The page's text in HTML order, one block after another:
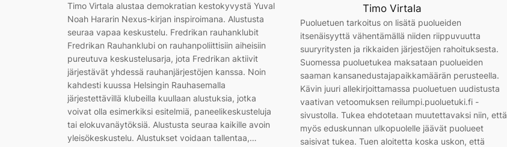
Timo Virtala alustaa demokratian kestokyvystä Yuval
Noah Hararin Nexus-kirjan inspiroimana. Alustusta
seuraa vapaa keskustelu. Fredrikan rauhanklubit
Fredrikan Rauhanklubi on rauhanpoliittisiin aiheisiin
pureutuva keskustelusarja, jota Fredrikan aktiivit
järjestävät yhdessä rauhanjärjestöjen kanssa. Noin
kahdesti kuussa Helsingin Rauhasemalla
järjestettävillä klubeilla kuullaan alustuksia, jotka
voivat olla esimerkiksi esitelmiä, paneelikeskusteluja
tai elokuvanäytöksiä. Alustusta seuraa kaikille avoin
yleisökeskustelu. Alustukset voidaan tallentaa,…
Timo Virtala
Puoluetuen tarkoitus on lisätä puolueiden
itsenäisyyttä vähentämällä niiden riippuvuutta
suuryritysten ja rikkaiden järjestöjen rahoituksesta.
Suomessa puoluetukea maksataan puolueiden
saaman kansanedustajapaikkamäärän perusteella.
Kävin juuri allekirjoittamassa puoluetuen uudistusta
vaativan vetoomuksen reilumpi.puoluetuki.fi -
sivustolla. Tukea ehdotetaan muutettavaksi niin, että
myös eduskunnan ulkopuolelle jäävät puolueet
saisivat tukea. Tuen aloitetta koska uskon, että